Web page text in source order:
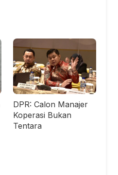
DPR: Calon Manajer
Koperasi Bukan
Tentara